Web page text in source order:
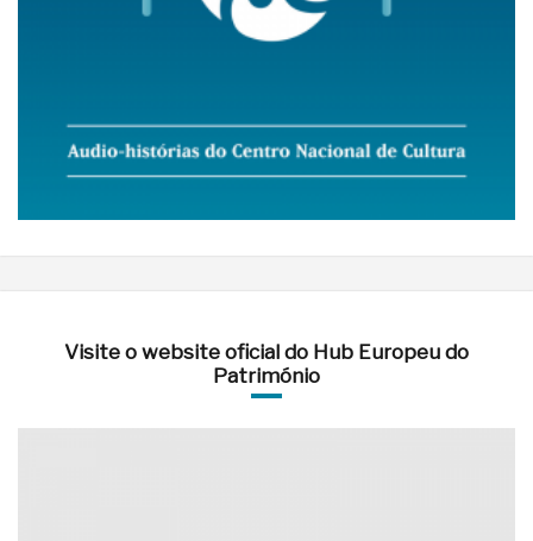
Visite o website oficial do Hub Europeu do
Património